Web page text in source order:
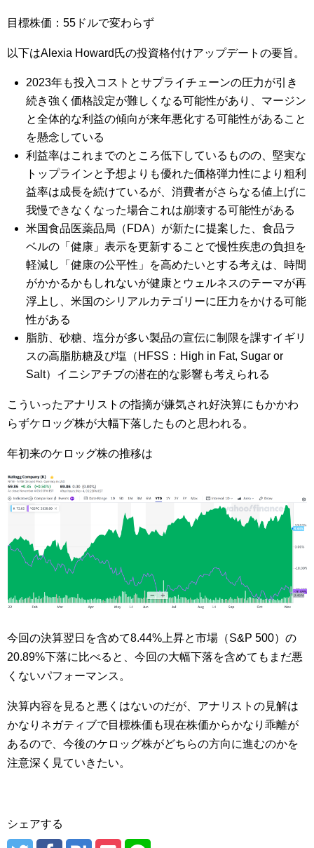
目標株価：55ドルで変わらず
以下はAlexia Howard氏の投資格付けアップデートの要旨。
2023年も投入コストとサプライチェーンの圧力が引き
続き強く価格設定が難しくなる可能性があり、マージン
と全体的な利益の傾向が来年悪化する可能性があること
を懸念している
利益率はこれまでのところ低下しているものの、堅実な
トップラインと予想よりも優れた価格弾力性により粗利
益率は成長を続けているが、消費者がさらなる値上げに
我慢できなくなった場合これは崩壊する可能性がある
米国食品医薬品局（FDA）が新たに提案した、食品ラ
ベルの「健康」表示を更新することで慢性疾患の負担を
軽減し「健康の公平性」を高めたいとする考えは、時間
がかかるかもしれないが健康とウェルネスのテーマが再
浮上し、米国のシリアルカテゴリーに圧力をかける可能
性がある
脂肪、砂糖、塩分が多い製品の宣伝に制限を課すイギリ
スの高脂肪糖及び塩（HFSS：High in Fat, Sugar or
Salt）イニシアチブの潜在的な影響も考えられる
こういったアナリストの指摘が嫌気され好決算にもかかわ
らずケロッグ株が大幅下落したものと思われる。
年初来のケロッグ株の推移は
今回の決算翌日を含めて8.44%上昇と市場（S&P 500）の
20.89%下落に比べると、今回の大幅下落を含めてもまだ悪
くないパフォーマンス。
決算内容を見ると悪くはないのだが、アナリストの見解は
かなりネガティブで目標株価も現在株価からかなり乖離が
あるので、今後のケロッグ株がどちらの方向に進むのかを
注意深く見ていきたい。
シェアする